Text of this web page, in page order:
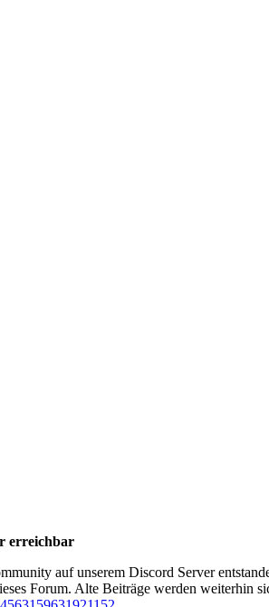
erreichbar
auf unserem Discord Server
Forum. Alte Beiträge werden weiterhin